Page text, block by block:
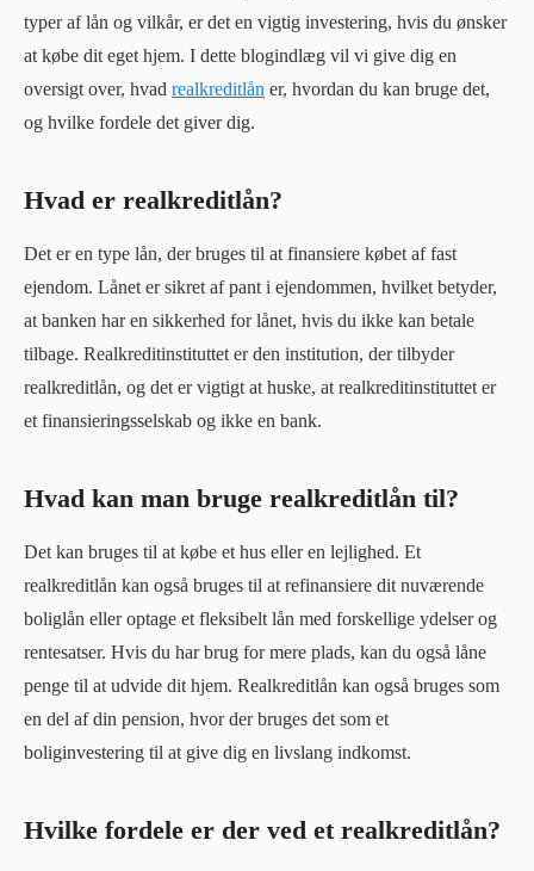
typer af lån og vilkår, er det en vigtig investering, hvis du ønsker
at købe dit eget hjem. I dette blogindlæg vil vi give dig en
oversigt over, hvad realkreditlån er, hvordan du kan bruge det,
og hvilke fordele det giver dig.
Hvad er realkreditlån?
Det er en type lån, der bruges til at finansiere købet af fast
ejendom. Lånet er sikret af pant i ejendommen, hvilket betyder,
at banken har en sikkerhed for lånet, hvis du ikke kan betale
tilbage. Realkreditinstituttet er den institution, der tilbyder
realkreditlån, og det er vigtigt at huske, at realkreditinstituttet er
et finansieringsselskab og ikke en bank.
Hvad kan man bruge realkreditlån til?
Det kan bruges til at købe et hus eller en lejlighed. Et
realkreditlån kan også bruges til at refinansiere dit nuværende
boliglån eller optage et fleksibelt lån med forskellige ydelser og
rentesatser. Hvis du har brug for mere plads, kan du også låne
penge til at udvide dit hjem. Realkreditlån kan også bruges som
en del af din pension, hvor der bruges det som et
boliginvestering til at give dig en livslang indkomst.
Hvilke fordele er der ved et realkreditlån?